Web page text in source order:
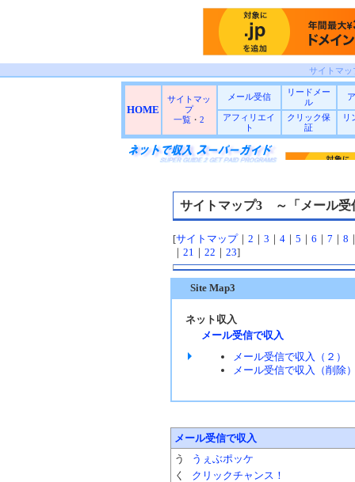
サイトマ
HOME
サイトマッ
プ
一覧 ・ 2
メール受信
リードメー
ル
アフィリエイ
ト
クリック保
証
リ
サイトマップ3 ～「メール受
[サイトマップ｜ 2 ｜ 3 ｜ 4 ｜ 5 ｜ 6 ｜ 7 ｜ 8
｜ 21 ｜ 22 ｜ 23]
Site Map3
ネット収入
メール受信で収入
メール受信で収入（２）
メール受信で収入（削除
メール受信で収入
う
うぇぶポッケ
く
クリックチャンス！